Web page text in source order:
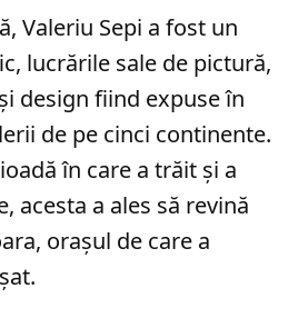
Valeriu Sepi a fost un
lucrările sale de pictură,
design fiind expuse în
de pe cinci continente.
în care a trăit și a
acesta a ales să revină
orașul de care a